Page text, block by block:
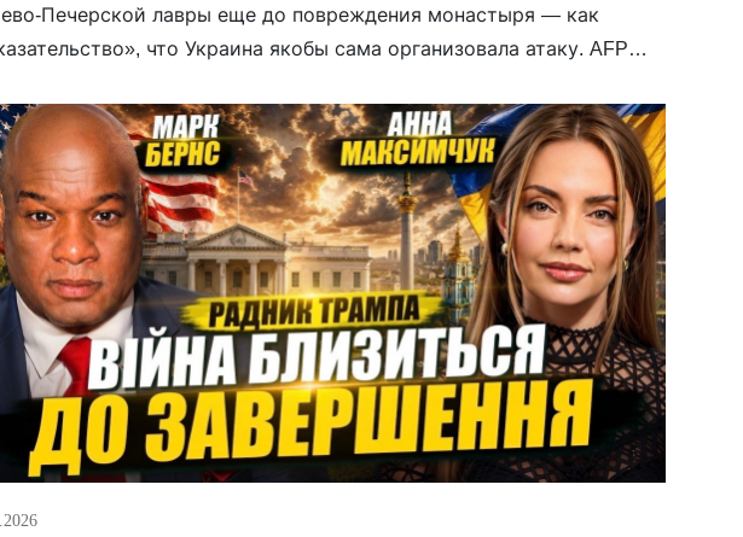
Печерской лавры еще до повреждения монастыря — как
что Украина якобы сама организовала атаку. AFP
Журналисты сравнили их с реальными […]